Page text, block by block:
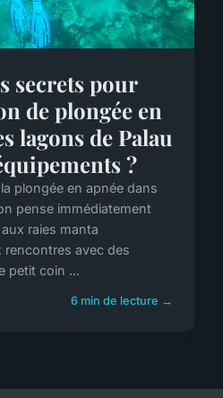
secrets pour
de plongée en
lagons de Palau
?
plongée en apnée dans
pense immédiatement
raies manta
rencontres avec des
petit coin ...
6 min de lecture →